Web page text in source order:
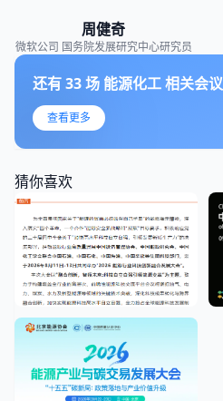
周健奇
微软公司 国务院发展研究中心研究员
还有33场 能源化工相关会议
查看更多
猜你喜欢